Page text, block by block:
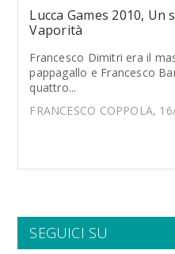
Lucca Games 2010,
Vaporità
Francesco Dimitri era il
pappagallo e Francesco
quattro...
FRANCESCO COPPOLA,
SEGUICI SU